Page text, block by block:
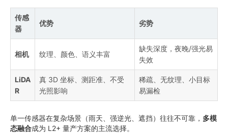
传感
器
优势 劣势
相机 纹理、颜色、语义丰富
缺失深度，夜晚/强光易
失效
LiDA
R
真 3D 坐标、测距准、不受
光照影响
稀疏、无纹理、小目标
易漏检
单一传感器在复杂场景（雨天、强逆光、遮挡）往往不可靠， 多模
态融合成为 L2+ 量产方案的主流选择。